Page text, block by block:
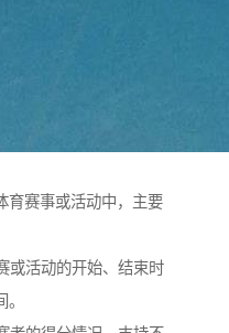
育赛事或活动中，主要
或活动的开始、结束时